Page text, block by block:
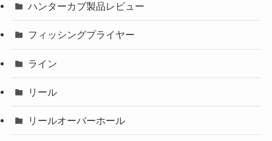
ハンターカブ製品レビュー
フィッシングプライヤー
ライン
リール
リールオーバーホール